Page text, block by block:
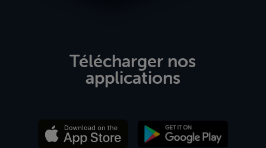
Télécharger nos
applications